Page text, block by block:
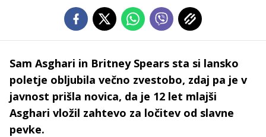
Sam Asghari in Britney Spears sta si lansko
poletje obljubila večno zvestobo, zdaj pa je v
javnost prišla novica, da je 12 let mlajši
Asghari vložil zahtevo za ločitev od slavne
pevke.